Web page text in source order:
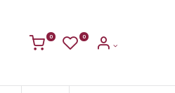
0 0